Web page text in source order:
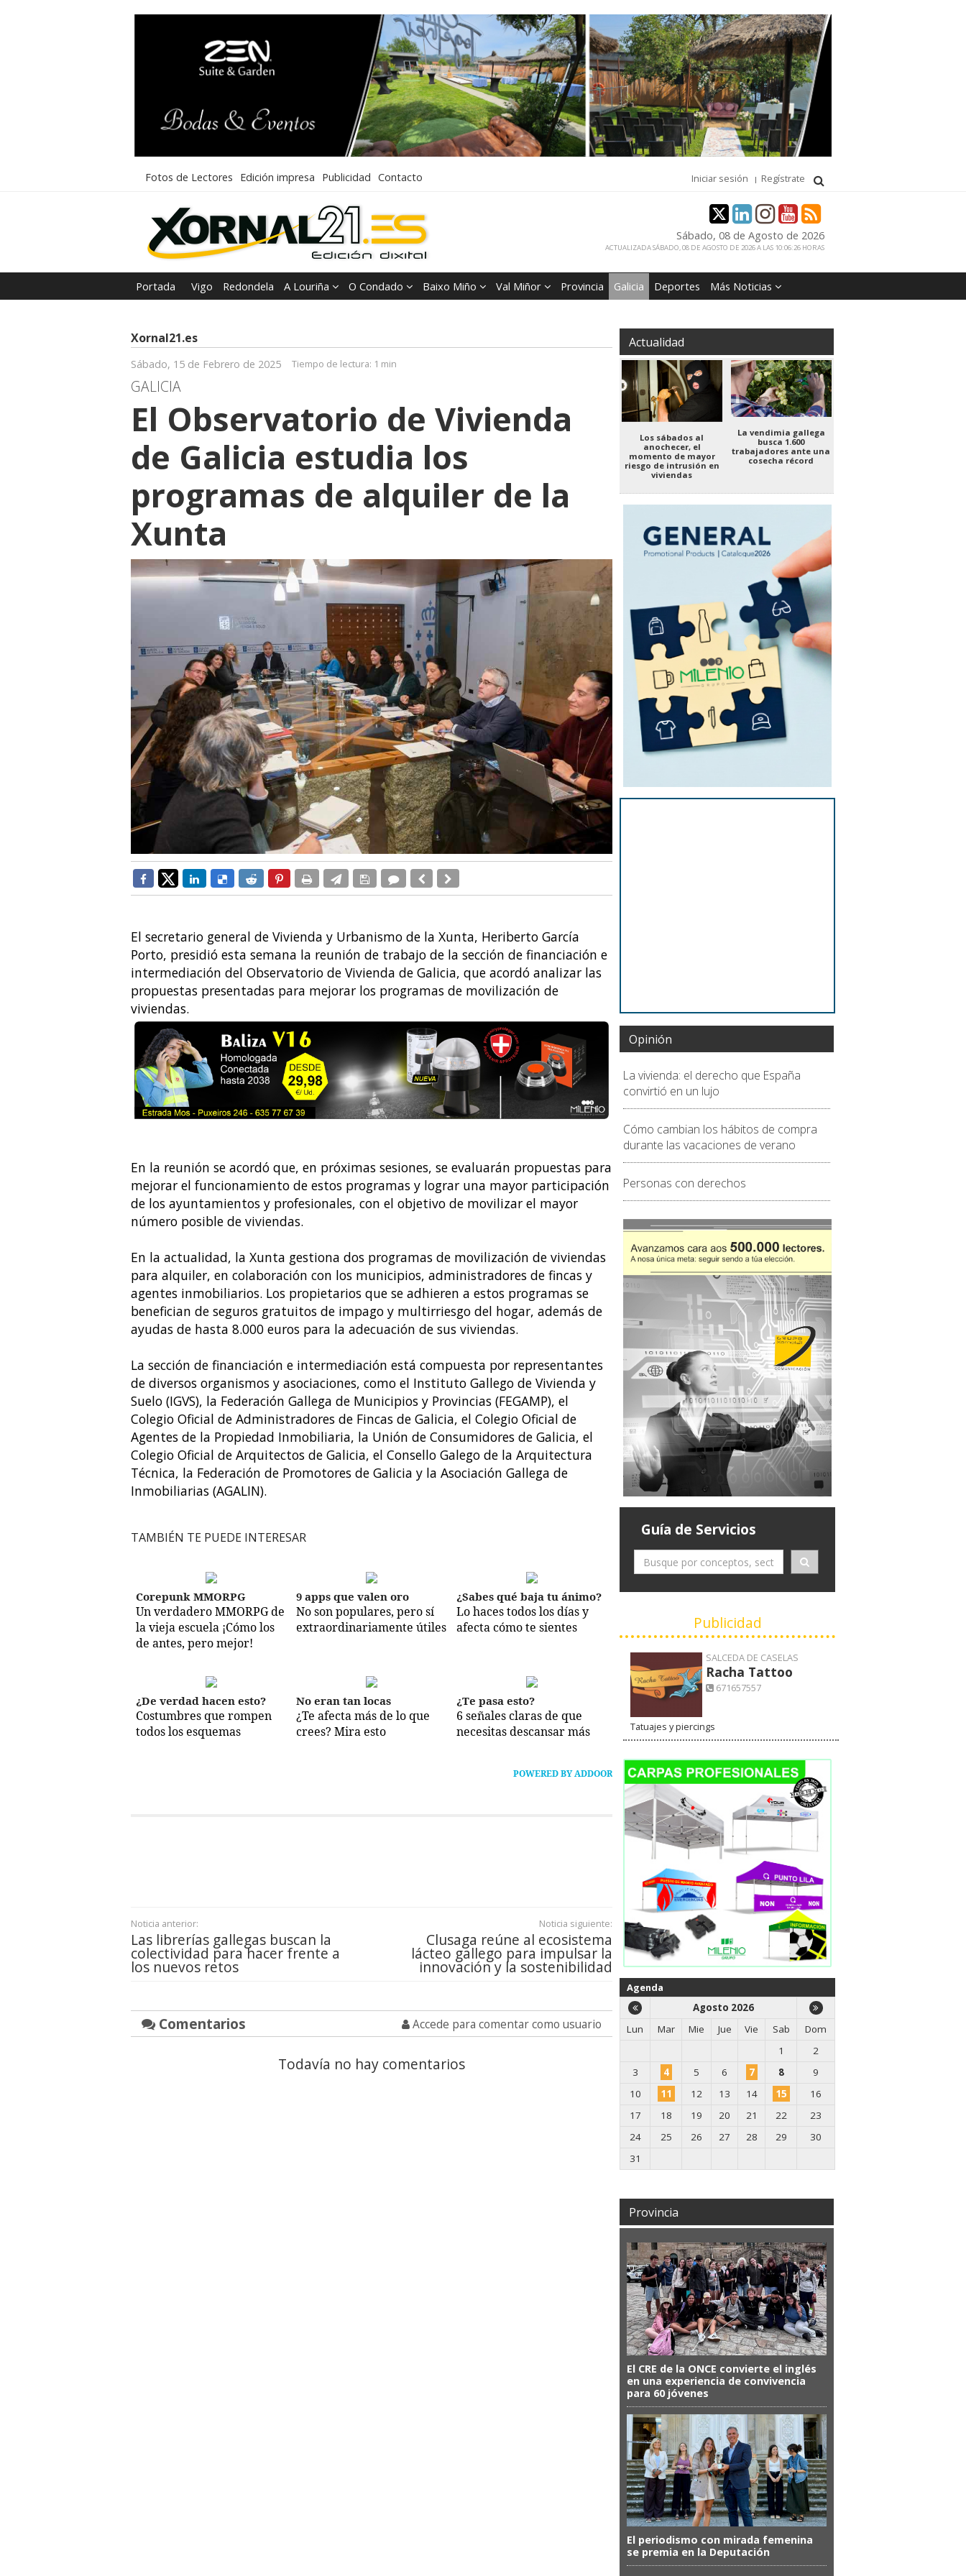
Fotos de Lectores Edición impresa Publicidad Contacto Iniciar sesión Regístrate
Sábado, 08 de Agosto de 2026
ACTUALIZADA SÁBADO, 08 DE AGOSTO DE 2026 A LAS 10:06:26 HORAS
Portada Vigo Redondela A Louriña O Condado Baixo Miño Val Miñor Provincia Galicia Deportes Más Noticias
Xornal21.es
Sábado, 15 de Febrero de 2025 Tiempo de lectura: 1 min
GALICIA
El Observatorio de Vivienda
de Galicia estudia los
programas de alquiler de la
Xunta
El secretario general de Vivienda y Urbanismo de la Xunta, Heriberto García
Porto, presidió esta semana la reunión de trabajo de la sección de financiación e
intermediación del Observatorio de Vivienda de Galicia, que acordó analizar las
propuestas presentadas para mejorar los programas de movilización de
viviendas.
En la reunión se acordó que, en próximas sesiones, se evaluarán propuestas para
mejorar el funcionamiento de estos programas y lograr una mayor participación
de los ayuntamientos y profesionales, con el objetivo de movilizar el mayor
número posible de viviendas.
En la actualidad, la Xunta gestiona dos programas de movilización de viviendas
para alquiler, en colaboración con los municipios, administradores de fincas y
agentes inmobiliarios. Los propietarios que se adhieren a estos programas se
benefician de seguros gratuitos de impago y multirriesgo del hogar, además de
ayudas de hasta 8.000 euros para la adecuación de sus viviendas.
La sección de financiación e intermediación está compuesta por representantes
de diversos organismos y asociaciones, como el Instituto Gallego de Vivienda y
Suelo (IGVS), la Federación Gallega de Municipios y Provincias (FEGAMP), el
Colegio Oficial de Administradores de Fincas de Galicia, el Colegio Oficial de
Agentes de la Propiedad Inmobiliaria, la Unión de Consumidores de Galicia, el
Colegio Oficial de Arquitectos de Galicia, el Consello Galego de la Arquitectura
Técnica, la Federación de Promotores de Galicia y la Asociación Gallega de
Inmobiliarias (AGALIN).
TAMBIÉN TE PUEDE INTERESAR
Corepunk MMORPG
Un verdadero MMORPG de
la vieja escuela ¡Cómo los
de antes, pero mejor!
9 apps que valen oro
No son populares, pero sí
extraordinariamente útiles
¿Sabes qué baja tu ánimo?
Lo haces todos los días y
afecta cómo te sientes
¿De verdad hacen esto?
Costumbres que rompen
todos los esquemas
No eran tan locas
¿Te afecta más de lo que
crees? Mira esto
¿Te pasa esto?
6 señales claras de que
necesitas descansar más
POWERED BY ADDOOR
Noticia anterior:
Las librerías gallegas buscan la
colectividad para hacer frente a
los nuevos retos
Noticia siguiente:
Clusaga reúne al ecosistema
lácteo gallego para impulsar la
innovación y la sostenibilidad
Comentarios Accede para comentar como usuario
Todavía no hay comentarios
Actualidad
Los sábados al
anochecer, el
momento de mayor
riesgo de intrusión en
viviendas
La vendimia gallega
busca 1.600
trabajadores ante una
cosecha récord
Opinión
La vivienda: el derecho que España
convirtió en un lujo
Cómo cambian los hábitos de compra
durante las vacaciones de verano
Personas con derechos
Guía de Servicios
Publicidad
SALCEDA DE CASELAS
Racha Tattoo
671657557
Tatuajes y piercings
Agenda
Agosto 2026
Lun
Mar Mie Jue Vie Sab
Dom
1
2
3
4 5 6 7 8
9
10
11 12 13 14 15
16
17
18 19 20 21 22
23
24
25 26 27 28 29
30
31
Provincia
El CRE de la ONCE convierte el inglés
en una experiencia de convivencia
para 60 jóvenes
El periodismo con mirada femenina
se premia en la Deputación